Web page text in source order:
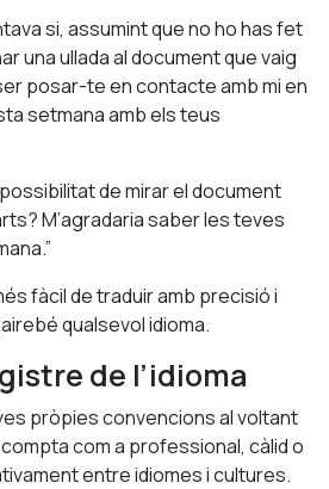
si, assumint que no ho has fet
una ullada al document que vaig
posar-te en contacte amb mi en
setmana amb els teus
de mirar el document
M’agradaria saber les teves
fàcil de traduir amb precisió i
qualsevol idioma.
de l’idioma
pròpies convencions al voltant
com a professional, càlid o
entre idiomes i cultures.